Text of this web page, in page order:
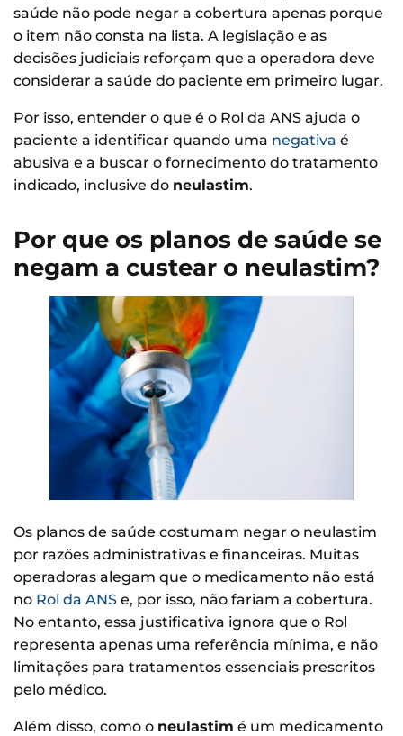
saúde não pode negar a cobertura apenas porque
o item não consta na lista. A legislação e as
decisões judiciais reforçam que a operadora deve
considerar a saúde do paciente em primeiro lugar.
Por isso, entender o que é o Rol da ANS ajuda o
paciente a identificar quando uma negativa é
abusiva e a buscar o fornecimento do tratamento
indicado, inclusive do neulastim.
Por que os planos de saúde se
negam a custear o neulastim?
Os planos de saúde costumam negar o neulastim
por razões administrativas e financeiras. Muitas
operadoras alegam que o medicamento não está
no Rol da ANS e, por isso, não fariam a cobertura.
No entanto, essa justificativa ignora que o Rol
representa apenas uma referência mínima, e não
limitações para tratamentos essenciais prescritos
pelo médico.
Além disso, como o neulastim é um medicamento